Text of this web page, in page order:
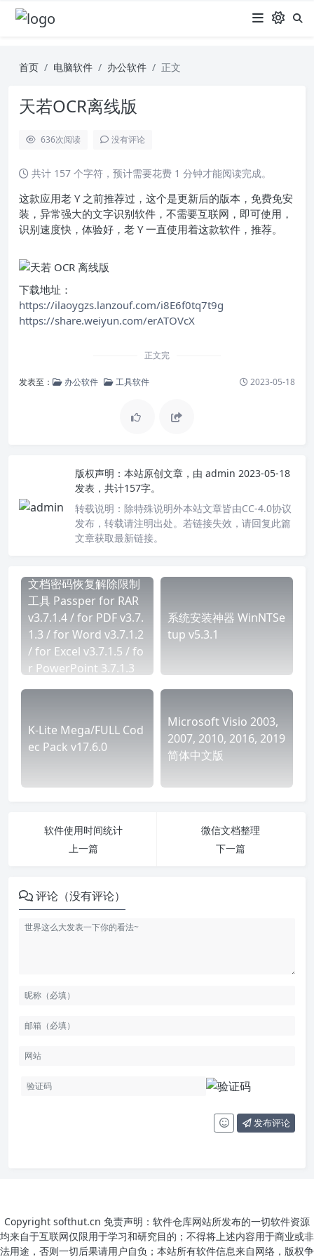
首页 电脑软件 办公软件 正文
天若OCR离线版
636次阅读 没有评论
共计 157 个字符，预计需要花费 1 分钟才能阅读完成。
这款应用老 Y 之前推荐过，这个是更新后的版本，免费免安
装，异常强大的文字识别软件，不需要互联网，即可使用，
识别速度快，体验好，老 Y 一直使用着这款软件，推荐。
下载地址：
https://ilaoygzs.lanzouf.com/i8E6f0tq7t9g
https://share.weiyun.com/erATOVcX
正文完
发表至： 办公软件 工具软件 2023-05-18
版权声明： 本站原创文章，由 admin 2023-05-18
发表，共计157字。
转载说明： 除特殊说明外本站文章皆由CC-4.0协议
发布，转载请注明出处。若链接失效，请回复此篇
文章获取最新链接。
文档密码恢复解除限制
工具 Passper for RAR
v3.7.1.4 / for PDF v3.7.
1.3 / for Word v3.7.1.2
/ for Excel v3.7.1.5 / fo
r PowerPoint 3.7.1.3
系统安装神器 WinNTSe
tup v5.3.1
K-Lite Mega/FULL Cod
ec Pack v17.6.0
Microsoft Visio 2003,
2007, 2010, 2016, 2019
简体中文版
软件使用时间统计
上一篇
微信文档整理
下一篇
评论（没有评论）
发布评论
Copyright softhut.cn 免责声明：软件仓库网站所发布的一切软件资源
均来自于互联网仅限用于学习和研究目的；不得将上述内容用于商业或非
法用途，否则一切后果请用户自负；本站所有软件信息来自网络，版权争